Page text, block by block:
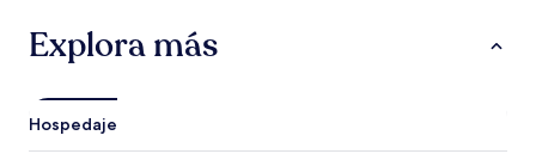
están
sujetos
cambios.
Aplican
términos
Explora más
Hospedaje